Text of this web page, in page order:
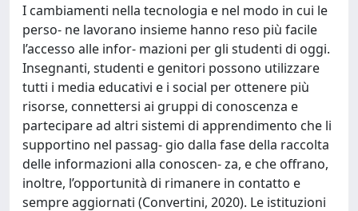
I cambiamenti nella tecnologia e nel modo in cui le
perso- ne lavorano insieme hanno reso più facile
l’accesso alle infor- mazioni per gli studenti di oggi.
Insegnanti, studenti e genitori possono utilizzare
tutti i media educativi e i social per ottenere più
risorse, connettersi ai gruppi di conoscenza e
partecipare ad altri sistemi di apprendimento che li
supportino nel passag- gio dalla fase della raccolta
delle informazioni alla conoscen- za, e che offrano,
inoltre, l’opportunità di rimanere in contatto e
sempre aggiornati (Convertini, 2020). Le istituzioni